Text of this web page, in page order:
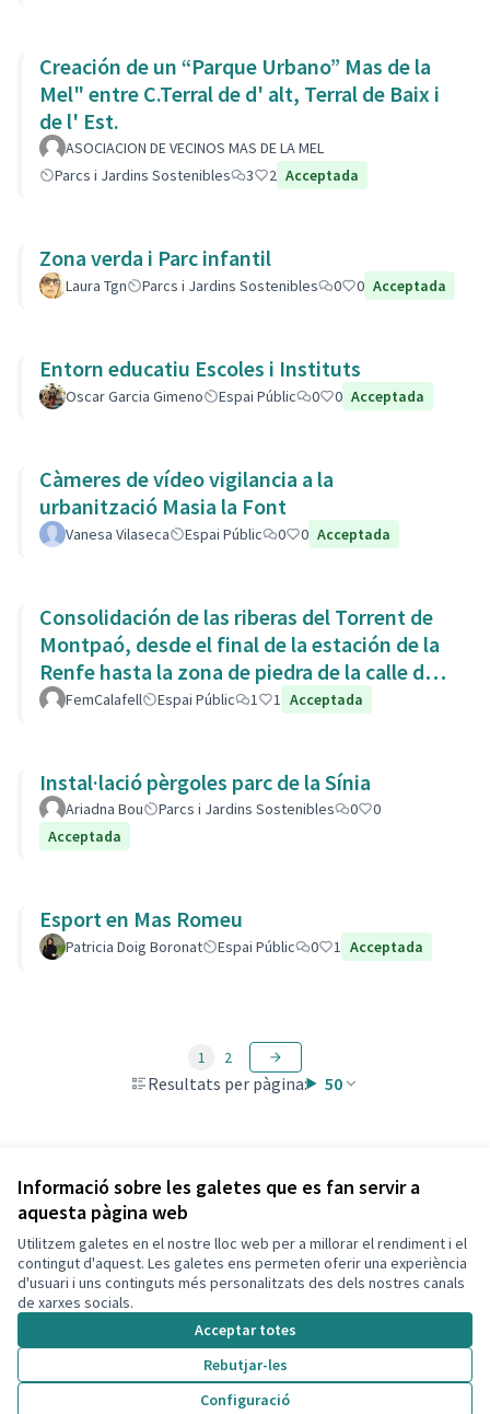
Informació sobre les galetes que es fan servir a
aquesta pàgina web
Utilitzem galetes en el nostre lloc web per a millorar el rendiment i el
contingut d'aquest. Les galetes ens permeten oferir una experiència
d'usuari i uns continguts més personalitzats des dels nostres canals
de xarxes socials.
Acceptar totes
Rebutjar-les
Configuració
Creación de un “Parque Urbano” Mas de la
Mel" entre C.Terral de d' alt, Terral de Baix i
de l' Est.
ASOCIACION DE VECINOS MAS DE LA MEL
Parcs i Jardins Sostenibles
3 2 Acceptada
Zona verda i Parc infantil
Laura Tgn Parcs i Jardins Sostenibles 0 0 Acceptada
Entorn educatiu Escoles i Instituts
Oscar Garcia Gimeno Espai Públic 0 0 Acceptada
Càmeres de vídeo vigilancia a la
urbanització Masia la Font
Vanesa Vilaseca Espai Públic 0 0 Acceptada
Consolidación de las riberas del Torrent de
Montpaó, desde el final de la estación de la
Renfe hasta la zona de piedra de la calle de
L’Estany.
FemCalafell Espai Públic 1 1 Acceptada
Instal·lació pèrgoles parc de la Sínia
Ariadna Bou Parcs i Jardins Sostenibles 0
0
Acceptada
Esport en Mas Romeu
Patricia Doig Boronat Espai Públic 0 1 Acceptada
Resultats per pàgina: 50
1 2
Veure totes les propostes retirades
Termes i condicions d'ús
Configuració de les galetes
Decidim Calafell a X
(Enllaç extern)
Decidim Calafell a Facebook
Decidim Calafell a YouTube
Decidim Calafell a GitHub
(Enllaç extern)
Amb
(Enllaç